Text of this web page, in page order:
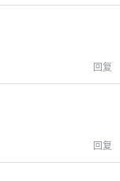
回复
回复